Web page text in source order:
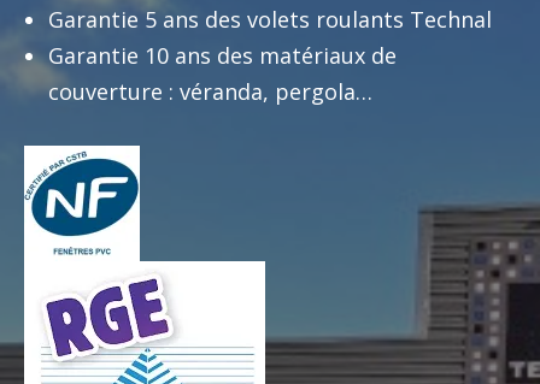
Garantie 5 ans des volets roulants Technal
Garantie 10 ans des matériaux de
couverture : véranda, pergola…